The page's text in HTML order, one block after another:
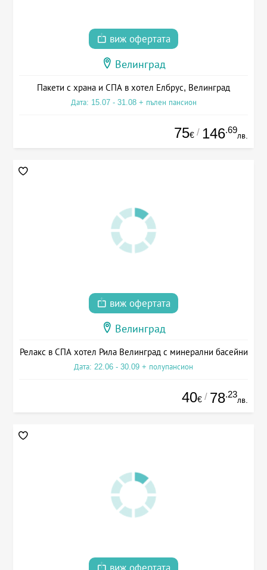
виж офертата
Велинград
Пакети с храна и СПА в хотел Елбрус, Велинград
Дата: 15.07 - 31.08 + пълен пансион
75€ / 146.69
лв.
виж офертата
Велинград
Релакс в СПА хотел Рила Велинград с минерални басейни
Дата: 22.06 - 30.09 + полупансион
40€ / 78.23
лв.
виж офертата